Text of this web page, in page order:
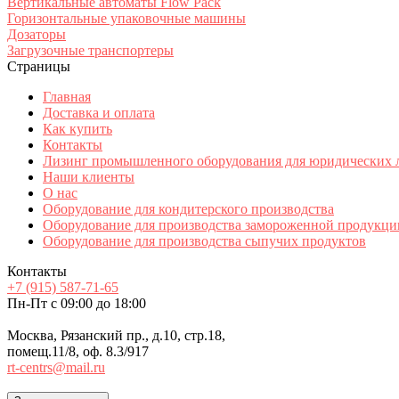
Горизонтальные упаковочные машины
Дозаторы
Загрузочные транспортеры
Страницы
Главная
Доставка и оплата
Как купить
Контакты
Лизинг промышленного оборудования для юридических
Наши клиенты
О нас
Оборудование для кондитерского производства
Оборудование для производства замороженной
Оборудование для производства сыпучих продуктов
Контакты
+7 (915) 587-71-65
Пн-Пт с 09:00 до 18:00
Москва, Рязанский пр., д.10, стр.18,
помещ.11/8, оф. 8.3/917
rt-centrs@mail.ru